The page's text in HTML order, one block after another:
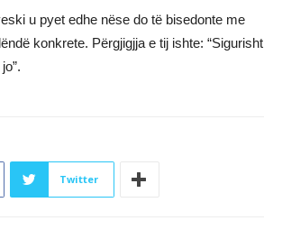
u pyet edhe nëse do të bisedonte me
konkrete. Përgjigjja e tij ishte: “Sigurisht
Twitter